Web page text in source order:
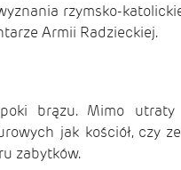
rzymsko-
Armii Radzieckiej.
brązu. Mimo
jak kościół, czy
zabytków.